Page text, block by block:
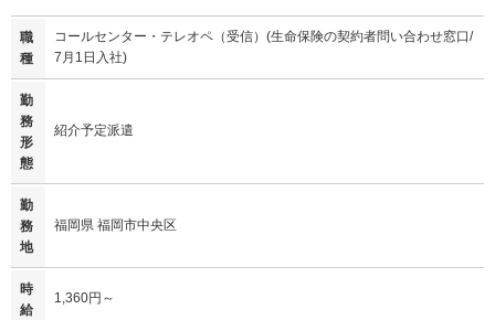
職
種
コールセンター・テレオペ（受信）(生命保険の契約者問い合わせ窓口/
7月1日入社)
勤
務
形
態
紹介予定派遣
勤
務
地
福岡県 福岡市中央区
時
給
1,360円～